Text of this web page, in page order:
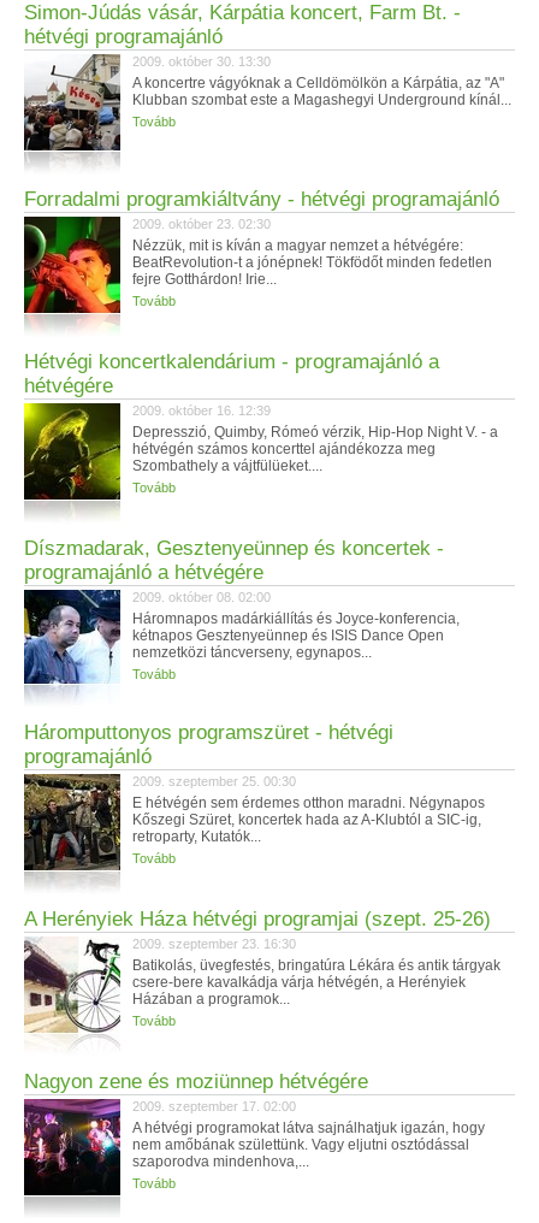
Simon-Júdás vásár, Kárpátia koncert, Farm Bt. -
hétvégi programajánló
2009. október 30. 13:30
A koncertre vágyóknak a Celldömölkön a Kárpátia, az "A"
Klubban szombat este a Magashegyi Underground kínál...
Tovább
Forradalmi programkiáltvány - hétvégi programajánló
2009. október 23. 02:30
Nézzük, mit is kíván a magyar nemzet a hétvégére:
BeatRevolution-t a jónépnek! Tökfödőt minden fedetlen
fejre Gotthárdon! Irie...
Tovább
Hétvégi koncertkalendárium - programajánló a
hétvégére
2009. október 16. 12:39
Depresszió, Quimby, Rómeó vérzik, Hip-Hop Night V. - a
hétvégén számos koncerttel ajándékozza meg
Szombathely a vájtfülüeket....
Tovább
Díszmadarak, Gesztenyeünnep és koncertek -
programajánló a hétvégére
2009. október 08. 02:00
Háromnapos madárkiállítás és Joyce-konferencia,
kétnapos Gesztenyeünnep és ISIS Dance Open
nemzetközi táncverseny, egynapos...
Tovább
Háromputtonyos programszüret - hétvégi
programajánló
2009. szeptember 25. 00:30
E hétvégén sem érdemes otthon maradni. Négynapos
Kőszegi Szüret, koncertek hada az A-Klubtól a SIC-ig,
retroparty, Kutatók...
Tovább
A Herényiek Háza hétvégi programjai (szept. 25-26)
2009. szeptember 23. 16:30
Batikolás, üvegfestés, bringatúra Lékára és antik tárgyak
csere-bere kavalkádja várja hétvégén, a Herényiek
Házában a programok...
Tovább
Nagyon zene és moziünnep hétvégére
2009. szeptember 17. 02:00
A hétvégi programokat látva sajnálhatjuk igazán, hogy
nem amőbának születtünk. Vagy eljutni osztódással
szaporodva mindenhova,...
Tovább